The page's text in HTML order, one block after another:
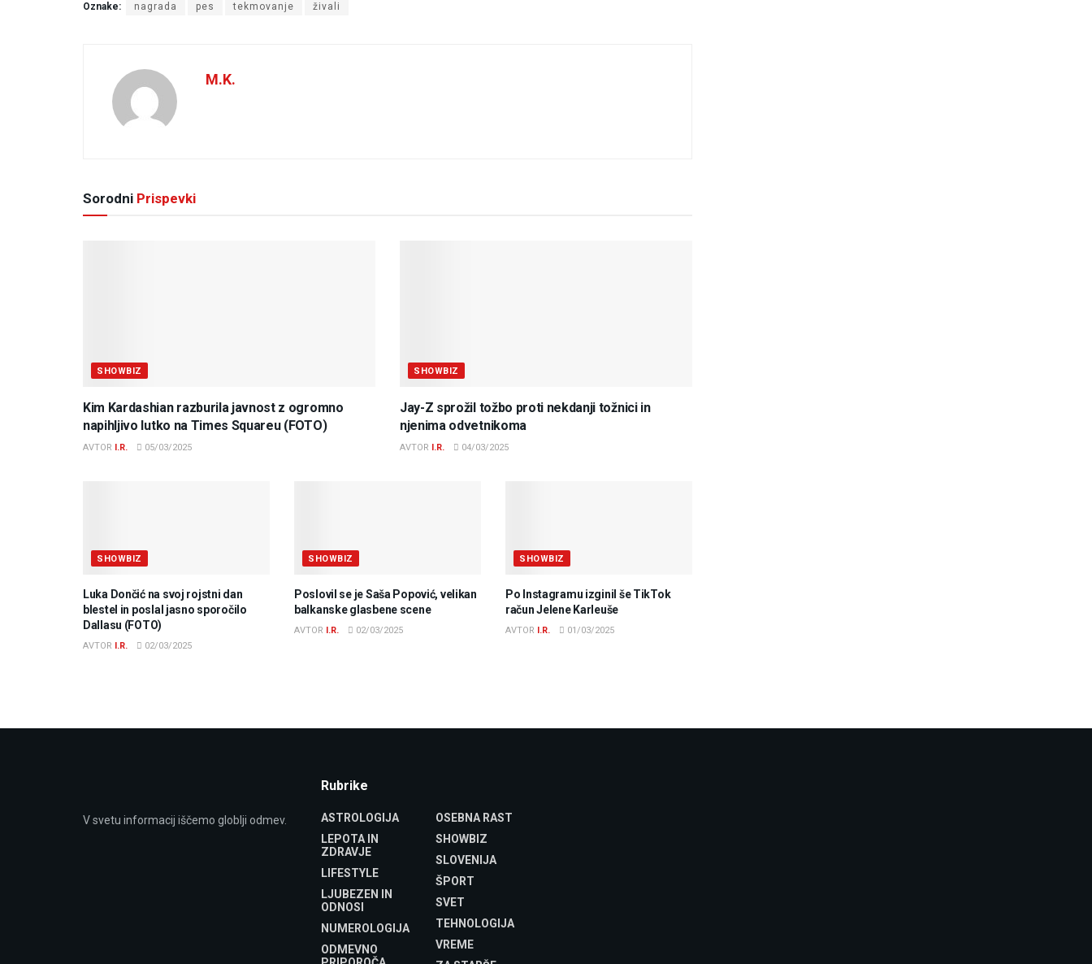
Oznake: nagrada pes tekmovanje živali
M.K.
Sorodni Prispevki
SHOWBIZ
Kim Kardashian razburila javnost z ogromno
napihljivo lutko na Times Squareu (FOTO)
AVTOR I.R. 05/03/2025
SHOWBIZ
Jay-Z sprožil tožbo proti nekdanji tožnici in
njenima odvetnikoma
AVTOR I.R. 04/03/2025
SHOWBIZ
Luka Dončić na svoj rojstni dan
blestel in poslal jasno sporočilo
Dallasu (FOTO)
AVTOR I.R. 02/03/2025
SHOWBIZ
Poslovil se je Saša Popović, velikan
balkanske glasbene scene
AVTOR I.R. 02/03/2025
SHOWBIZ
Po Instagramu izginil še TikTok
račun Jelene Karleuše
AVTOR I.R. 01/03/2025
V svetu informacij iščemo globlji odmev.
Rubrike
ASTROLOGIJA
LEPOTA IN
ZDRAVJE
LIFESTYLE
LJUBEZEN IN
ODNOSI
NUMEROLOGIJA
ODMEVNO
OSEBNA RAST
SHOWBIZ
SLOVENIJA
ŠPORT
SVET
TEHNOLOGIJA
VREME